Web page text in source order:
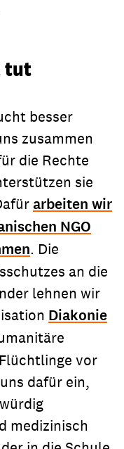
tut
besser
zusammen
die Rechte
sie
arbeiten wir
NGO
. Die
an die
lehnen wir
Diakonie
vor
dafür ein,
medizinisch